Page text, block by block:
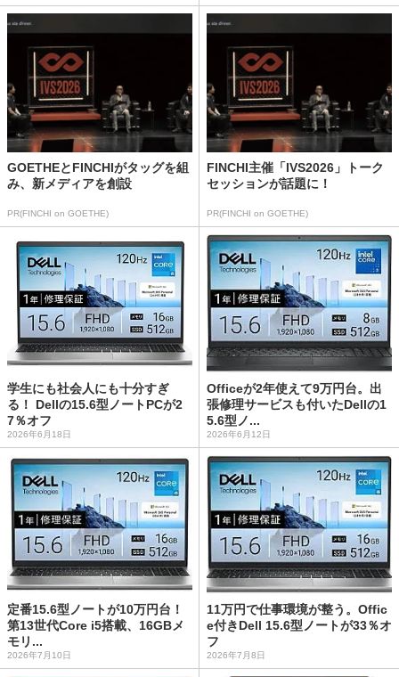
GOETHEとFINCHIがタッグを組
み、新メディアを創設
PR(FINCHI on GOETHE)
FINCHI主催「IVS2026」トーク
セッションが話題に！
PR(FINCHI on GOETHE)
学生にも社会人にも十分すぎ
る！ Dellの15.6型ノートPCが2
7％オフ
2026年6月18日
Officeが2年使えて9万円台。出
張修理サービスも付いたDellの1
5.6型ノ...
2026年6月12日
定番15.6型ノートが10万円台！
第13世代Core i5搭載、16GBメ
モリ...
2026年7月10日
11万円で仕事環境が整う。Offic
e付きDell 15.6型ノートが33％オ
フ
2026年7月8日